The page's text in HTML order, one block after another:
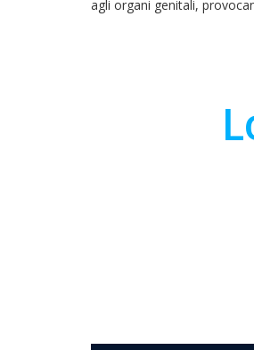
agli organi genitali,